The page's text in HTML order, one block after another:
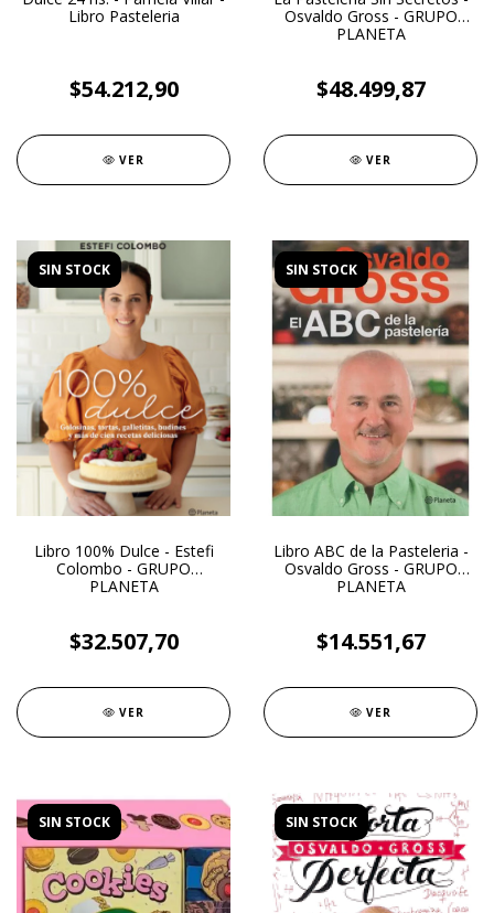
Libro Pasteleria
$54.212,90
VER
Osvaldo Gross - GRUPO
PLANETA
$48.499,87
VER
SIN STOCK
Libro 100% Dulce - Estefi
Colombo - GRUPO
PLANETA
$32.507,70
VER
SIN STOCK
Libro ABC de la Pasteleria -
Osvaldo Gross - GRUPO
PLANETA
$14.551,67
VER
SIN STOCK SIN STOCK